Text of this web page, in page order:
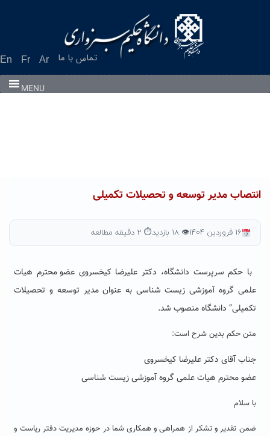
En Fr Ar تماس با ما
MENU
انتصاب مدیر توسعه و تحصیلات تکمیلی
۱۶ فروردین ۱۴۰۴ 👁 ۱۸ بازدید ⏱ ۲ دقیقه مطالعه
با حکم سرپرست دانشگاه، دکتر علیرضا کیخسروی عضو محترم هیات
علمی گروه آموزشی زیست شناسی به عنوان مدیر توسعه و تحصیلات
تکمیلی” دانشگاهمنصوب شد.
متن حکم بدین شرح است:
جناب آقای دکتر علیرضا کیخسروی
عضو محترم هیات علمی گروه آموزشی زیست شناسی
با سلام
ضمن تقدیر و تشکر از همراهی و همکاری شما در حوزه مدیریت دفتر ریاست و